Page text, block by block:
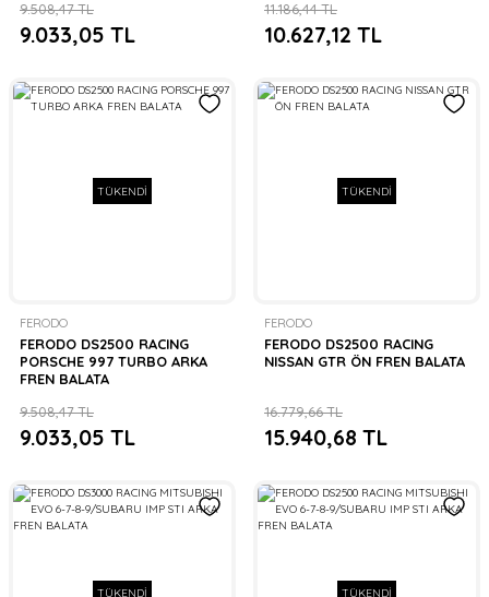
9.033,05 TL
9.508,47 TL
10.627,12 TL
11.186,44 TL
TÜKENDİ
FERODO
FERODO DS2500 RACING
PORSCHE 997 TURBO ARKA
FREN BALATA
9.033,05 TL
9.508,47 TL
TÜKENDİ
FERODO
FERODO DS2500 RACING
NISSAN GTR ÖN FREN BALATA
15.940,68 TL
16.779,66 TL
TÜKENDİ TÜKENDİ